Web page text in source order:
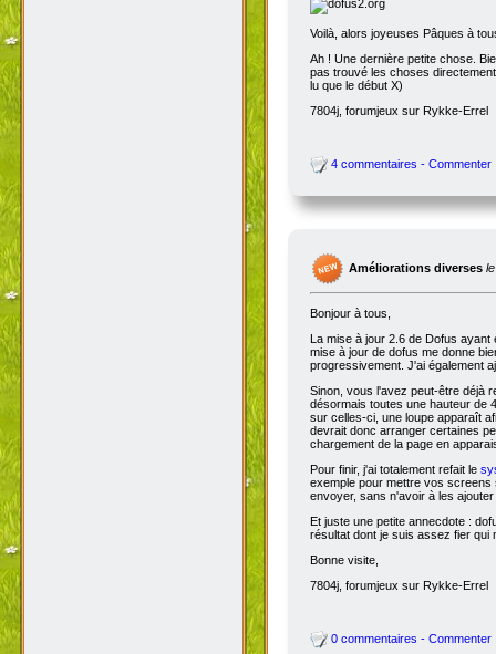
Voilà, alors joyeuses Pâques à
Ah ! Une dernière petite chose.
pas trouvé les choses
lu que le début X)
7804j, forumjeux sur Rykke-Errel
4 commentaires - Commenter
Améliorations diverses
Bonjour à tous,
La mise à jour 2.6 de Dofus
mise à jour de dofus me donne
progressivement. J'ai également
Sinon, vous l'avez peut-être déjà
désormais toutes une hauteur de
sur celles-ci, une loupe apparaît
devrait donc arranger certaines
chargement de la page en
Pour finir, j'ai totalement refait le
exemple pour mettre vos
envoyer, sans n'avoir à les
Et juste une petite annecdote :
résultat dont je suis assez fier qui
Bonne visite,
7804j, forumjeux sur Rykke-Errel
0 commentaires - Commenter